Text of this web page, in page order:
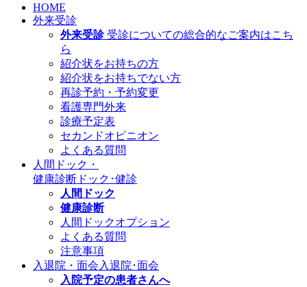
HOME
外来受診
外来受診 受診についての総合的なご案内はこち
ら
紹介状をお持ちの方
紹介状をお持ちでない方
再診予約・予約変更
看護専門外来
診療予定表
セカンドオピニオン
よくある質問
人間ドック・
健康診断 ドック･健診
人間ドック
健康診断
人間ドックオプション
よくある質問
注意事項
入退院・面会 入退院･面会
入院予定の患者さんへ